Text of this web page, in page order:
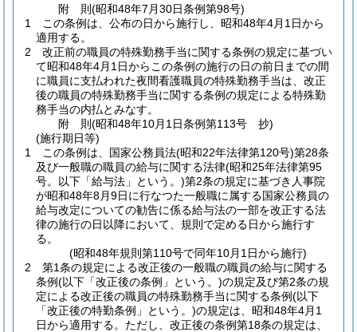
附 則(昭和48年7月30日条例第98号)
1
この条例は、公布の日から施行し、昭和48年4月1日から
適用する。
2
改正前の職員の特殊勤務手当に関する条例の規定に基づい
て昭和48年4月1日からこの条例の施行の日の前日までの間
に職員に支払われた夜間看護職員の特殊勤務手当は、改正
後の職員の特殊勤務手当に関する条例の規定による特殊勤
務手当の内払とみなす。
附 則(昭和48年10月1日条例第113号 抄)
(施行期日等)
1
この条例は、国家公務員法(昭和22年法律第120号)第28条
及び一般職の職員の給与に関する法律(昭和25年法律第95
号。以下「給与法」という。)第2条の規定に基づき人事院
が昭和48年8月9日に行なつた一般職に属する国家公務員の
給与改定についての勧告に係る給与法の一部を改正する法
律の施行の日以降において、規則で定める日から施行す
る。
(昭和48年規則第110号で同年10月1日から施行)
2
第1条の規定による改正後の一般職の職員の給与に関する
条例(以下「改正後の条例」という。)の規定及び第2条の規
定による改正後の職員の特殊勤務手当に関する条例(以下
「改正後の特勤条例」という。)の規定は、昭和48年4月1
日から適用する。 ただし、改正後の条例第18条の規定は、